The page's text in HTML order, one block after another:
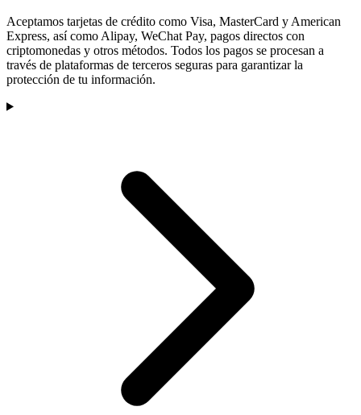
Aceptamos tarjetas de crédito como Visa, MasterCard y American
Express, así como Alipay, WeChat Pay, pagos directos con
criptomonedas y otros métodos. Todos los pagos se procesan a
través de plataformas de terceros seguras para garantizar la
protección de tu información.